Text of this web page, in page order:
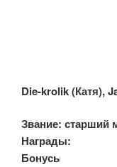
Die-krolik (Катя),
Звание: старший
Награды:
Бонусы: